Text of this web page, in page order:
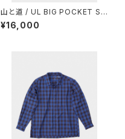
山と道 / UL BIG POCKET SH
IRTS（UNISEX）
¥16,000